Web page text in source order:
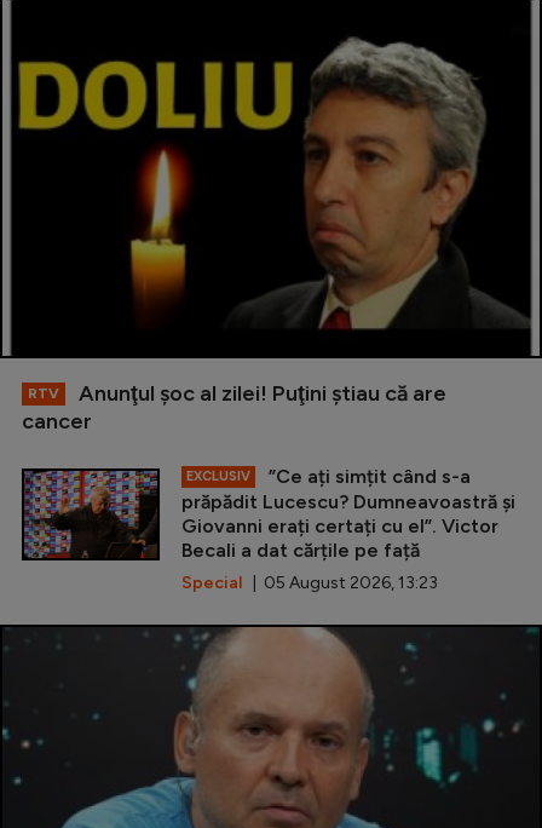
RTV
Anunţul şoc al zilei! Puţini ştiau că are
cancer
EXCLUSIV
”Ce ați simțit când s-a
prăpădit Lucescu? Dumneavoastră și
Giovanni erați certați cu el”. Victor
Becali a dat cărțile pe față
Special | 05 August 2026, 13:23